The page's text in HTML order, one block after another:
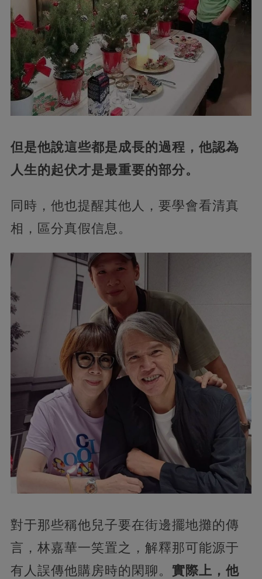
但是他說這些都是成長的過程，他認為
人生的起伏才是最重要的部分。
同時，他也提醒其他人，要學會看清真
相，區分真假信息。
對于那些稱他兒子要在街邊擺地攤的傳
言，林嘉華一笑置之，解釋那可能源于
有人誤傳他購房時的閑聊。 實際上，他